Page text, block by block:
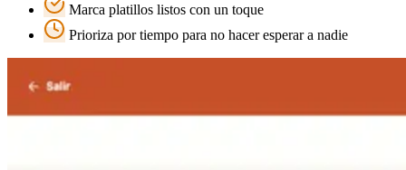
Marca platillos listos con un toque
Prioriza por tiempo para no hacer esperar a nadie